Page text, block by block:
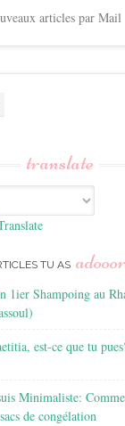
articles par Mail
translate
TU AS
1ier Shampoing au
est-ce que tu
Minimaliste:
de congélation